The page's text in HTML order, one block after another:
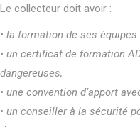
Le collecteur doit avoir :
• la formation de ses
• un certificat de formation
dangereuses,
• une convention d’apport
• un conseiller à la sécurité